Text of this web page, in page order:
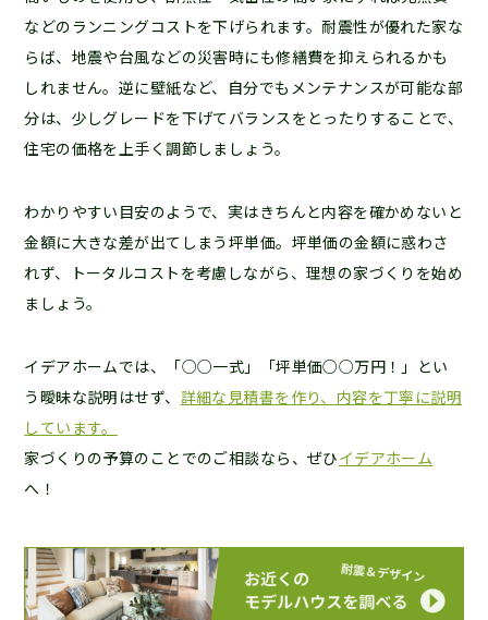
などのランニングコストを下げられます。耐震性が優れた家な
らば、地震や台風などの災害時にも修繕費を抑えられるかも
しれません。逆に壁紙など、自分でもメンテナンスが可能な部
分は、少しグレードを下げてバランスをとったりすることで、
住宅の価格を上手く調節しましょう。
わかりやすい目安のようで、実はきちんと内容を確かめないと
金額に大きな差が出てしまう坪単価。坪単価の金額に惑わさ
れず、トータルコストを考慮しながら、理想の家づくりを始め
ましょう。
イデアホームでは、「○○一式」「坪単価○○万円！」とい
う曖昧な説明はせず、 詳細な見積書を作り、内容を丁寧に説明
しています。
家づくりの予算のことでのご相談なら、ぜひイデアホーム
へ！